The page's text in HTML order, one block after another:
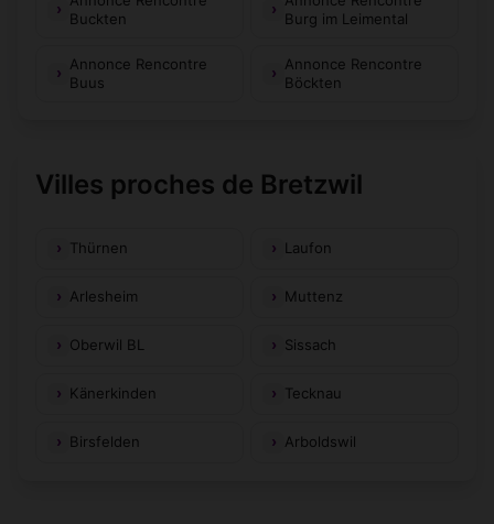
Buckten
Burg im Leimental
Annonce Rencontre
Buus
Annonce Rencontre
Böckten
Villes proches de Bretzwil
Thürnen Laufon
Arlesheim Muttenz
Oberwil BL Sissach
Känerkinden Tecknau
Birsfelden Arboldswil